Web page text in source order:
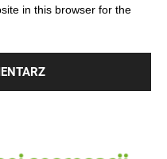
in this browser for the